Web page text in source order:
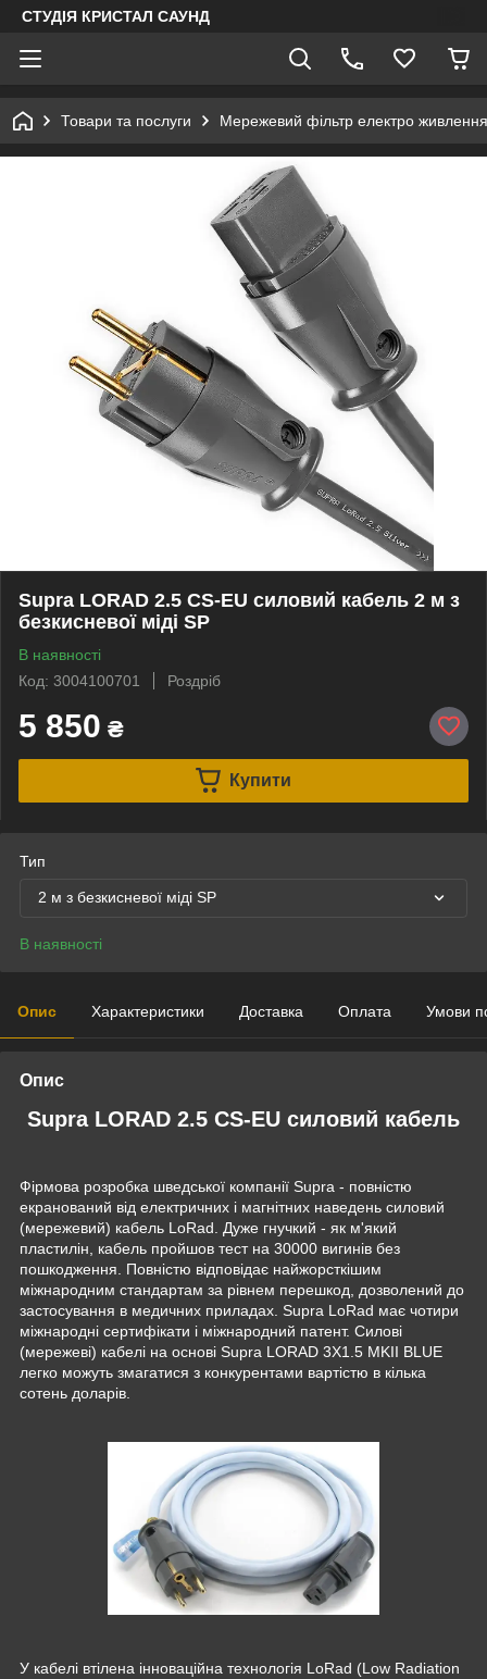
СТУДІЯ КРИСТАЛ САУНД
Товари та послуги Мережевий фільтр електро живлення
Supra LORAD 2.5 CS-EU силовий кабель 2 м з
безкисневої міді SP
В наявності
Код: 3004100701
Роздріб
5 850 ₴
Купити
Тип
2 м з безкисневої міді SP
В наявності
Опис Характеристики Доставка Оплата Умови
Опис
Supra LORAD 2.5 CS-EU силовий кабель
Фірмова розробка шведської компанії Supra - повністю
екранований від електричних і магнітних наведень силовий
(мережевий) кабель LoRad. Дуже гнучкий - як м'який
пластилін, кабель пройшов тест на 30000 вигинів без
пошкодження. Повністю відповідає найжорсткішим
міжнародним стандартам за рівнем перешкод, дозволений до
застосування в медичних приладах. Supra LoRad має чотири
міжнародні сертифікати і міжнародний патент. Силові
(мережеві) кабелі на основі Supra LORAD 3X1.5 MKII BLUE
легко можуть змагатися з конкурентами вартістю в кілька
сотень доларів.
У кабелі втілена інноваційна технологія LoRad (Low Radiation